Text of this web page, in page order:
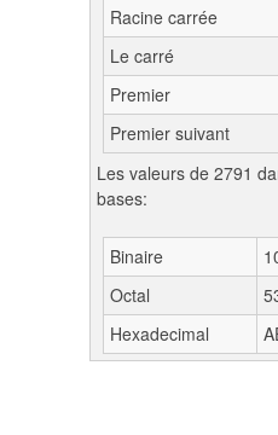
Racine carrée
Le carré
Premier
Premier suivant
Les valeurs de 2791
bases:
Binaire
Octal
Hexadecimal